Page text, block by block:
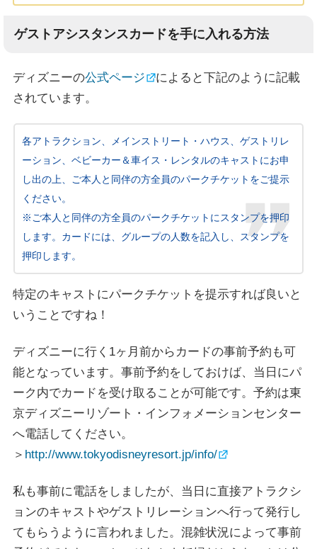
ゲストアシスタンスカードを手に入れる方法
ディズニーの公式ページ
によると下記のように記載
されています。
各アトラクション、メインストリート・ハウス、ゲストリレ
ーション、ベビーカー＆車イス・レンタルのキャストにお申
し出の上、ご本人と同伴の方全員のパークチケットをご提示
ください。
※ご本人と同伴の方全員のパークチケットにスタンプを押印
します。カードには、グループの人数を記入し、スタンプを
押印します。
特定のキャストにパークチケットを提示すれば良いと
いうことですね！
ディズニーに行く1ヶ月前からカードの事前予約も可
能となっています。事前予約をしておけば、当日にパ
ーク内でカードを受け取ることが可能です。予約は東
京ディズニーリゾート・インフォメーションセンター
へ電話してください。
＞ http://www.tokyodisneyresort.jp/info/
私も事前に電話をしましたが、当日に直接アトラクシ
ョンのキャストやゲストリレーションへ行って発行し
てもらうように言われました。混雑状況によって事前